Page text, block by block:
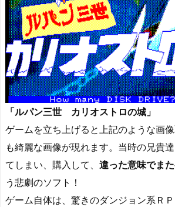
「ルパン三世 カリオストロの城」
ゲームを立ち上げると上記のような画
も綺麗な画像が現れます。当時の兄貴
てしまい、購入して、 違った意味でま
う悲劇のソフト！
ゲーム自体は、驚きのダンジョン系ＲＰ